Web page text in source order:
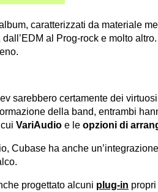
caratterizzati da materiale
al Prog-rock e molto
sarebbero certamente dei
della band, entrambi
VariAudio e le opzioni di
Cubase ha anche
progettato alcuni plug-in